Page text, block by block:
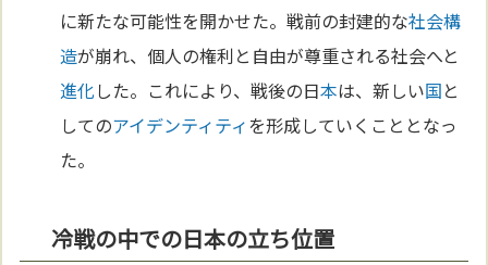
に新たな可能性を開かせた。戦前の封建的な社会構
造が崩れ、個人の権利と自由が尊重される社会へと
進化した。これにより、戦後の日本は、新しい国と
してのアイデンティティを形成していくこととなっ
た。
冷戦の中での日本の立ち位置